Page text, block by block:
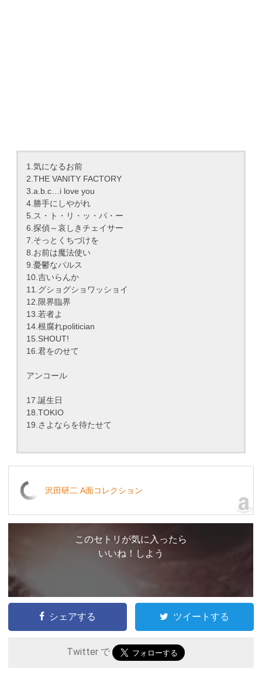
1.気になるお前
2.THE VANITY FACTORY
3.a.b.c…i love you
4.勝手にしやがれ
5.ス・ト・リ・ッ・パ・ー
6.探偵～哀しきチェイサー
7.そっとくちづけを
8.お前は魔法使い
9.憂鬱なパルス
10.吉いらんか
11.グショグショワッショイ
12.限界臨界
13.若者よ
14.根腐れpolitician
15.SHOUT!
16.君をのせて
アンコール
17.誕生日
18.TOKIO
19.さよならを待たせて
沢田研二 A面コレクション
このセトリが気に入ったら
いいね！しよう
シェアする ツイートする
Twitter で